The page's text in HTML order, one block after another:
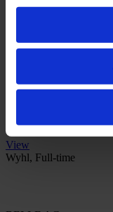
View
Wyhl, Full-time